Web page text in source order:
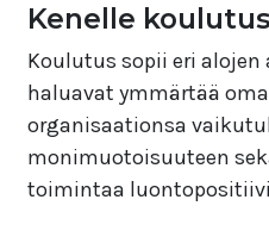
Kenelle
Koulutus sopii eri
haluavat ymmärtää
organisaationsa
monimuotoisuuteen
toimintaa